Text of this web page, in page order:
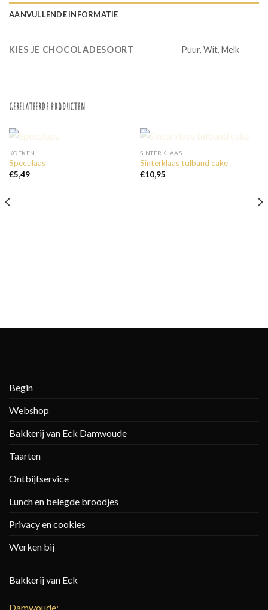
AANVULLENDE INFORMATIE
KIES JE CHOCOLADESOORT Puur, Wit, Melk
GERELATEERDE PRODUCTEN
UITVERKOCHT
KOEKEN
Speculaas
€5,49
UITVERKOCHT
SINTERKLAAS
Sinterklaas tulband cake
€10,95
Begin
Webshop
Bakkerij van Eck Damwoude
Taarten
Ontbijtservice
Lunch en belegde broodjes
Privacy en cookies
Werken bij
Bakkerij van Eck
Damwoude: